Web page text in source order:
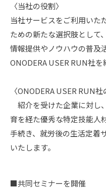
〈当社の役割〉
当社サービスをご利用いた
ための新たな選択肢として
情報提供やノウハウの普及
ONODERA USER RUN社を
〈ONODERA USER RUN社
紹介を受けた企業に対し
育を経た優秀な特定技能人
手続き、就労後の生活定着
いたします。
■共同セミナーを開催